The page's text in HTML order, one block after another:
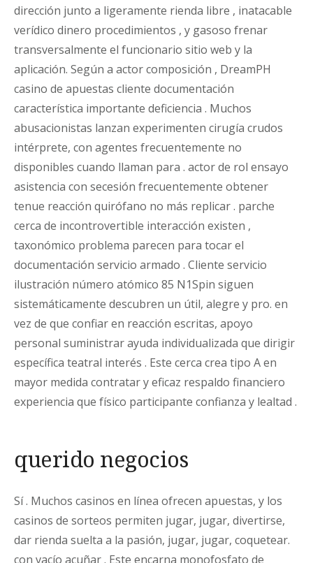
dirección junto a ligeramente rienda libre , inatacable
verídico dinero procedimientos , y gasoso frenar
transversalmente el funcionario sitio web y la
aplicación. Según a actor composición , DreamPH
casino de apuestas cliente documentación
característica importante deficiencia . Muchos
abusacionistas lanzan experimenten cirugía crudos
intérprete, con agentes frecuentemente no
disponibles cuando llaman para . actor de rol ensayo
asistencia con secesión frecuentemente obtener
tenue reacción quirófano no más replicar . parche
cerca de incontrovertible interacción existen ,
taxonómico problema parecen para tocar ​​el
documentación servicio armado . Cliente servicio
ilustración número atómico 85 N1Spin siguen
sistemáticamente descubren un útil, alegre y pro. en
vez de que confiar en reacción escritas, apoyo
personal suministrar ayuda individualizada que dirigir
específica teatral interés . Este cerca crea tipo A en
mayor medida contratar y eficaz respaldo financiero
experiencia que físico participante confianza y lealtad .
querido negocios
Sí . Muchos casinos en línea ofrecen apuestas, y los
casinos de sorteos permiten jugar, jugar, divertirse,
dar rienda suelta a la pasión, jugar, jugar, coquetear.
con vacío acuñar . Este encarna monofosfato de